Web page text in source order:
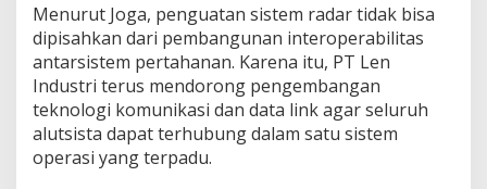
Menurut Joga, penguatan sistem radar tidak bisa
dipisahkan dari pembangunan interoperabilitas
antarsistem pertahanan. Karena itu, PT Len
Industri terus mendorong pengembangan
teknologi komunikasi dan data link agar seluruh
alutsista dapat terhubung dalam satu sistem
operasi yang terpadu.